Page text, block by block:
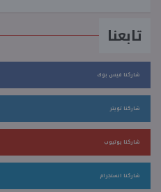
تابعنا
شاركنا فيس بوك
شاركنا تويتر
شاركنا يوتيوب
شاركنا انستجرام